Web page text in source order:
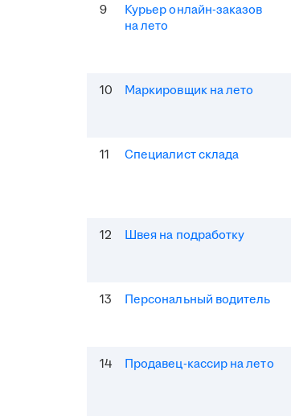
9
Курьер онлайн-заказов
на лето
10 Маркировщик на лето
11 Специалист склада
12 Швея на подработку
13 Персональный водитель
14 Продавец-кассир на лето